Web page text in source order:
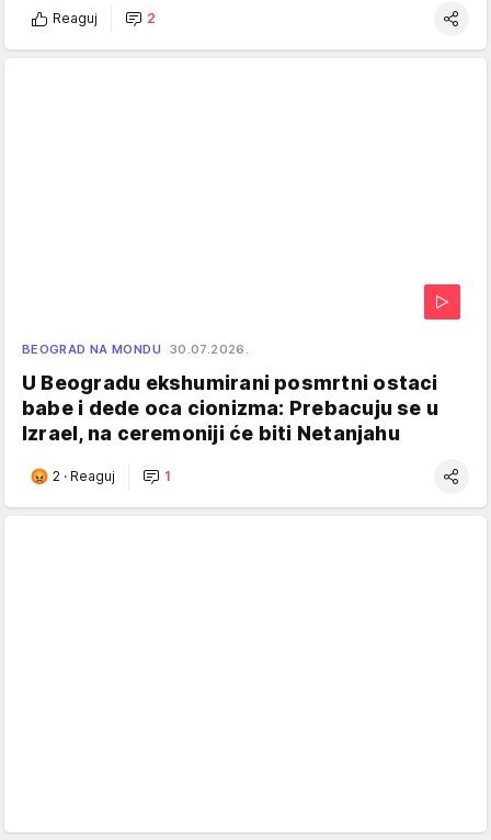
Reaguj 2
BEOGRAD NA MONDU 30.07.2026.
U Beogradu ekshumirani posmrtni ostaci
babe i dede oca cionizma: Prebacuju se u
Izrael, na ceremoniji će biti Netanjahu
2 · Reaguj 1